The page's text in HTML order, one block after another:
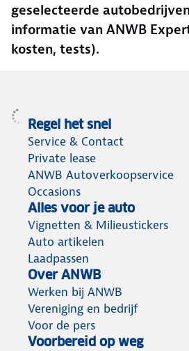
geselecteerde
informatie van ANWB
kosten, tests).
Regel het snel
Service & Contact
Private lease
ANWB Autoverkoopservice
Occasions
Alles voor je auto
Vignetten & Milieustickers
Auto artikelen
Laadpassen
Over ANWB
Werken bij ANWB
Vereniging en bedrijf
Voor de pers
Voorbereid op weg